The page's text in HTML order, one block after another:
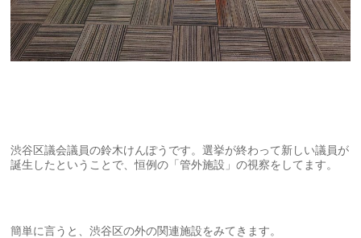
渋谷区議会議員の鈴木けんぽうです。選挙が終わって新しい議員が
誕生したということで、恒例の「管外施設」の視察をしてます。
簡単に言うと、渋谷区の外の関連施設をみてきます。